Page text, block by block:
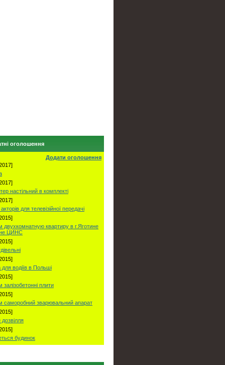
оголошення
Додати оголошення
настільний в комплекті
для телевізійної передачі
двухкомнатную квартиру в г.Яготине
ЦИНС
для водіїв в Польші
залізобетонні плити
саморобний зварювальний апарат
дозвілля
будинок